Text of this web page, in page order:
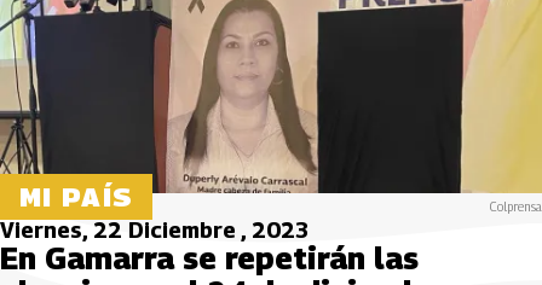
MI PAÍS Colprensa
Viernes, 22 Diciembre , 2023
En Gamarra se repetirán las